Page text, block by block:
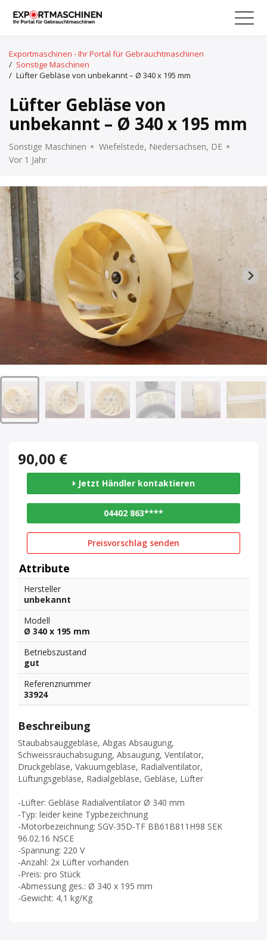
Exportmaschinen - Ihr Portal für Gebrauchtmaschinen
/ Sonstige Maschinen
/ Lüfter Gebläse von unbekannt – Ø 340 x 195 mm
Lüfter Gebläse von
unbekannt – Ø 340 x 195 mm
Sonstige Maschinen
Wiefelstede, Niedersachsen, DE
Vor 1 Jahr
90,00 €
Jetzt Händler kontaktieren
04402 863****
Preisvorschlag senden
Attribute
Hersteller
unbekannt
Modell
Ø 340 x 195 mm
Betriebszustand
gut
Referenznummer
33924
Beschreibung
Staubabsauggebläse, Abgas Absaugung,
Schweissrauchabsugung, Absaugung, Ventilator,
Druckgebläse, Vakuumgebläse, Radialventilator,
Lüftungsgebläse, Radialgebläse, Gebläse, Lüfter
-Lüfter: Gebläse Radialventilator Ø 340 mm
-Typ: leider keine Typbezeichnung
-Motorbezeichnung: SGV-35D-TF BB61B811H98 SEK
96.02.16 NSCE
-Spannung: 220 V
-Anzahl: 2x Lüfter vorhanden
-Preis: pro Stück
-Abmessung ges.: Ø 340 x 195 mm
-Gewicht: 4,1 kg/Kg